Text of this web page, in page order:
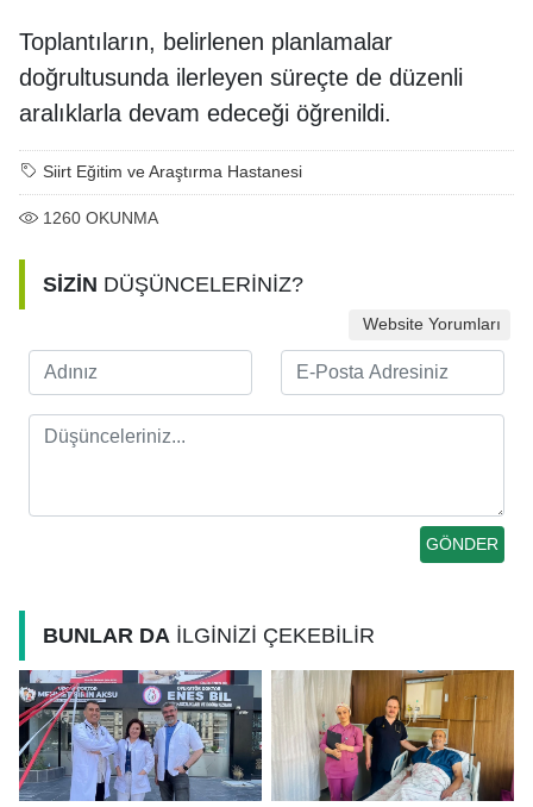
Toplantıların, belirlenen planlamalar
doğrultusunda ilerleyen süreçte de düzenli
aralıklarla devam edeceği öğrenildi.
Siirt Eğitim ve Araştırma Hastanesi
1260 OKUNMA
SİZİN DÜŞÜNCELERİNİZ?
Website Yorumları
BUNLAR DA İLGİNİZİ ÇEKEBİLİR